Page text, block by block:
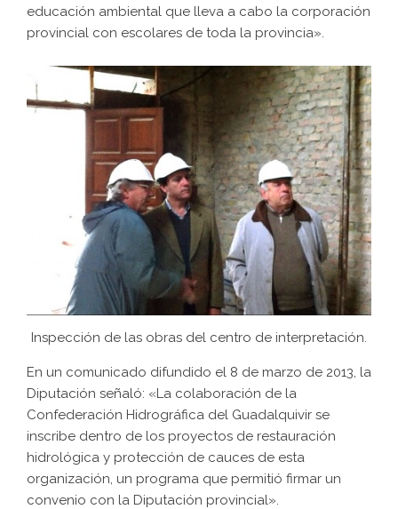
educación ambiental que lleva a cabo la corporación
provincial con escolares de toda la provincia».
Inspección de las obras del centro de interpretación.
En un comunicado difundido el 8 de marzo de 2013, la
Diputación señaló: «La colaboración de la
Confederación Hidrográfica del Guadalquivir se
inscribe dentro de los proyectos de restauración
hidrológica y protección de cauces de esta
organización, un programa que permitió firmar un
convenio con la Diputación provincial».